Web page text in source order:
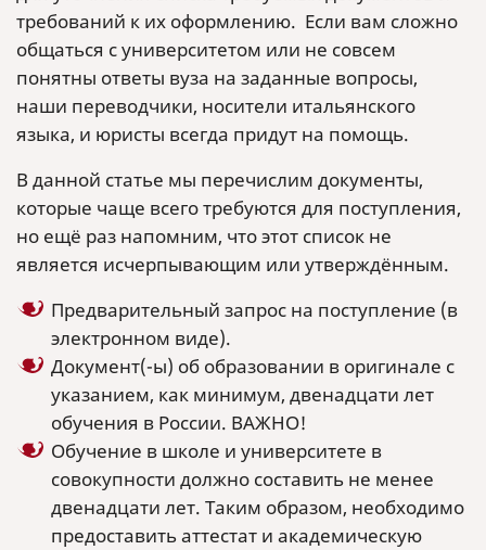
требований к их оформлению. Если вам сложно
общаться с университетом или не совсем
понятны ответы вуза на заданные вопросы,
наши переводчики, носители итальянского
языка, и юристы всегда придут на помощь.
В данной статье мы перечислим документы,
которые чаще всего требуются для поступления,
но ещё раз напомним, что этот список не
является исчерпывающим или утверждённым.
Предварительный запрос на поступление (в
электронном виде).
Документ(-ы) об образовании в оригинале с
указанием, как минимум, двенадцати лет
обучения в России. ВАЖНО!
Обучение в школе и университете в
совокупности должно составить не менее
двенадцати лет. Таким образом, необходимо
предоставить аттестат и академическую